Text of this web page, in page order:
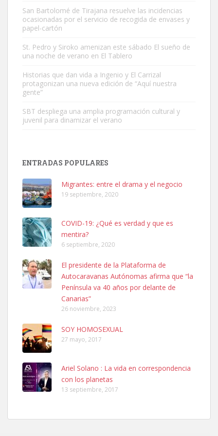
Adopción urgente
Busco adopción responsable para mi perra. Pastor alemán,
Leales.org » Gran Canaria | 6.7.2025
PERRO MACHO RAZA SHIBA CON MICROCHIP PERDIDO HOY
06/07/2025 ZONA MESA Y LOPEZ. ES MUY ASUSTADIZO
Leales.org » Gran Canaria
Ninfa perdida
El día 5 se los perdió una ninfa papillera, asustada tiene miedo a la
calle, se perdió por la zon...
Leales.org » Gran Canaria
Adopcion
Busco casa de acogida para mi perrita ya que por temas de trabajo
San Bartolomé de Tirajana resuelve las incidencias
ocasionadas por el servicio de recogida de envases y
papel-cartón
St. Pedro y Siroko amenizan este sábado El sueño de
una noche de verano en El Tablero
Historias que dan vida a Ingenio y El Carrizal
protagonizan una nueva edición de “Aquí nuestra
gente”
SBT despliega una amplia programación cultural y
juvenil para dinamizar el verano
ENTRADAS POPULARES
Migrantes: entre el drama y el negocio
19 septiembre, 2020
COVID-19: ¿Qué es verdad y que es
mentira?
6 septiembre, 2020
El presidente de la Plataforma de
Autocaravanas Autónomas afirma que “la
Península va 40 años por delante de
Canarias”
26 noviembre, 2023
SOY HOMOSEXUAL
27 mayo, 2017
Ariel Solano : La vida en correspondencia
con los planetas
13 septiembre, 2017